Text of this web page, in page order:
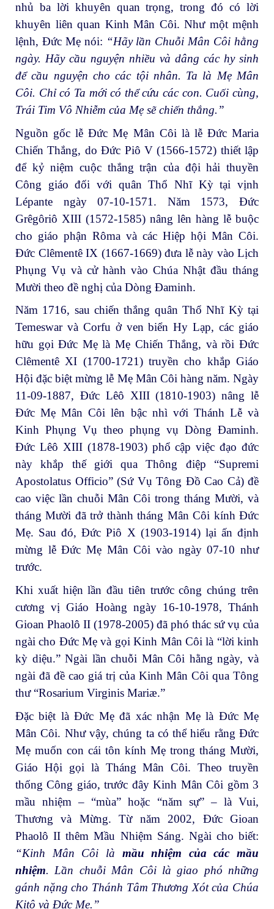
nhủ ba lời khuyên quan trọng, trong đó có lời
khuyên liên quan Kinh Mân Côi. Như một mệnh
lệnh, Đức Mẹ nói: “Hãy lần Chuỗi Mân Côi hằng
ngày. Hãy cầu nguyện nhiều và dâng các hy sinh
để cầu nguyện cho các tội nhân. Ta là Mẹ Mân
Côi. Chỉ có Ta mới có thể cứu các con. Cuối cùng,
Trái Tim Vô Nhiễm của Mẹ sẽ chiến thắng.”
Nguồn gốc lễ Đức Mẹ Mân Côi là lễ Đức Maria
Chiến Thắng, do Đức Piô V (1566-1572) thiết lập
để kỷ niệm cuộc thắng trận của đội hải thuyền
Công giáo đối với quân Thổ Nhĩ Kỳ tại vịnh
Lépante ngày 07-10-1571. Năm 1573, Đức
Grêgôriô XIII (1572-1585) nâng lên hàng lễ buộc
cho giáo phận Rôma và các Hiệp hội Mân Côi.
Đức Clêmentê IX (1667-1669) đưa lễ này vào Lịch
Phụng Vụ và cử hành vào Chúa Nhật đầu tháng
Mười theo đề nghị của Dòng Đaminh.
Năm 1716, sau chiến thắng quân Thổ Nhĩ Kỳ tại
Temeswar và Corfu ở ven biển Hy Lạp, các giáo
hữu gọi Đức Mẹ là Mẹ Chiến Thắng, và rồi Đức
Clêmentê XI (1700-1721) truyền cho khắp Giáo
Hội đặc biệt mừng lễ Mẹ Mân Côi hàng năm. Ngày
11-09-1887, Đức Lêô XIII (1810-1903) nâng lễ
Đức Mẹ Mân Côi lên bậc nhì với Thánh Lễ và
Kinh Phụng Vụ theo phụng vụ Dòng Đaminh.
Ðức Lêô XIII (1878-1903) phổ cập việc đạo đức
này khắp thế giới qua Thông điệp “Supremi
Apostolatus Officio” (Sứ Vụ Tông Đồ Cao Cả) đề
cao việc lần chuỗi Mân Côi trong tháng Mười, và
tháng Mười đã trở thành tháng Mân Côi kính Đức
Mẹ. Sau đó, Đức Piô X (1903-1914) lại ấn định
mừng lễ Đức Mẹ Mân Côi vào ngày 07-10 như
trước.
Khi xuất hiện lần đầu tiên trước công chúng trên
cương vị Giáo Hoàng ngày 16-10-1978, Thánh
Gioan Phaolô II (1978-2005) đã phó thác sứ vụ của
ngài cho Đức Mẹ và gọi Kinh Mân Côi là “lời kinh
kỳ diệu.” Ngài lần chuỗi Mân Côi hằng ngày, và
ngài đã đề cao giá trị của Kinh Mân Côi qua Tông
thư “Rosarium Virginis Mariæ.”
Đặc biệt là Đức Mẹ đã xác nhận Mẹ là Đức Mẹ
Mân Côi. Như vậy, chúng ta có thể hiểu rằng Đức
Mẹ muốn con cái tôn kính Mẹ trong tháng Mười,
Giáo Hội gọi là Tháng Mân Côi. Theo truyền
thống Công giáo, trước đây Kinh Mân Côi gồm 3
mầu nhiệm – “mùa” hoặc “năm sự” – là Vui,
Thương và Mừng. Từ năm 2002, Đức Gioan
Phaolô II thêm Mầu Nhiệm Sáng. Ngài cho biết:
“Kinh Mân Côi là mầu nhiệm của các mầu
nhiệm. Lần chuỗi Mân Côi là giao phó những
gánh nặng cho Thánh Tâm Thương Xót của Chúa
Kitô và Đức Mẹ.”